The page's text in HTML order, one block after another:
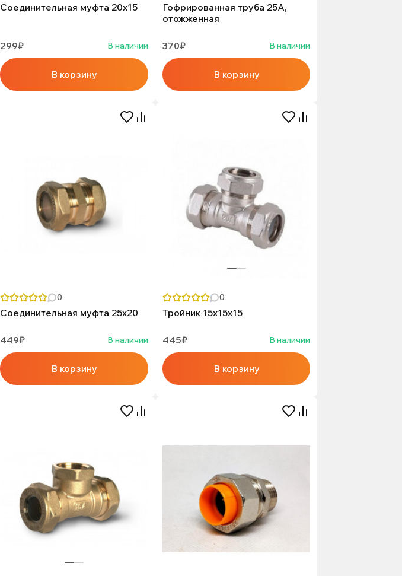
Соединительная муфта 20х15
299₽ В наличии
В корзину
Гофрированная труба 25А,
отожженная
370₽ В наличии
В корзину
0
Соединительная муфта 25х20
449₽ В наличии
В корзину
0
Тройник 15х15х15
445₽ В наличии
В корзину